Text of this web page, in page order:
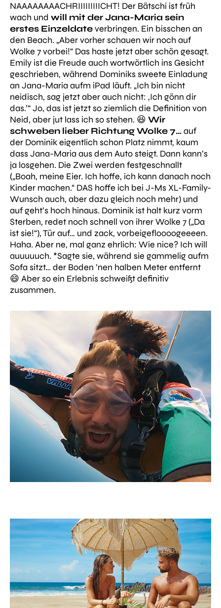
NAAAAAAAACHRIIIIIIIIICHT! Der Bätschi ist früh
wach und will mit der Jana-Maria sein
erstes Einzeldateverbringen. Ein bisschen an
den Beach. „Aber vorher schauen wir noch auf
Wolke 7 vorbei!“ Das haste jetzt aber schön gesagt.
Emily ist die Freude auch wortwörtlich ins Gesicht
geschrieben, während Dominiks sweete Einladung
an Jana-Maria aufm iPad läuft. „Ich bin nicht
neidisch, sag jetzt aber auch nicht: ‚Ich gönn dir
das.’“Jo, das ist jetzt so ziemlich die Definition von
Neid, aber jut lass ich so stehen. 😆 Wir
schweben lieber Richtung Wolke 7…auf
der Dominik eigentlich schon Platz nimmt, kaum
dass Jana-Maria aus dem Auto steigt. Dann kann’s
ja losgehen. Die Zwei werden festgeschnallt
(„Boah, meine Eier. Ich hoffe, ich kann danach noch
Kinder machen.“ DAS hoffe ich bei J-Ms XL-Family-
Wunsch auch, aber dazu gleich noch mehr) und
auf geht’s hoch hinaus. Dominik ist halt kurz vorm
Sterben, redet noch schnell von ihrer Wolke 7 („Da
ist sie!“), Tür auf… und zack, vorbeigefloooogeeeen.
Haha. Aber ne, mal ganz ehrlich: Wie nice? Ich will
auuuuuch. *Sagte sie, während sie gammelig aufm
Sofa sitzt… der Boden ’nen halben Meter entfernt
😄 Aber so ein Erlebnis schweißt definitiv
zusammen.